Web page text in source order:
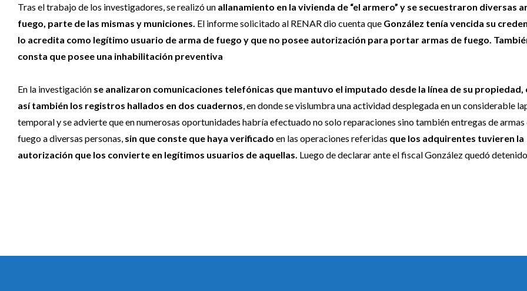
Tras el trabajo de los investigadores, se realizó un allanamiento en la vivienda de “el armero” y se secuestraron diversas
fuego, parte de las mismas y municiones. El informe solicitado al RENAR dio cuenta que González tenía vencida su
lo acredita como legítimo usuario de arma de fuego y que no posee autorización para portar armas de fuego.
consta que posee una inhabilitación preventiva
En la investigación se analizaron comunicaciones telefónicas que mantuvo el imputado desde la línea de su propiedad,
así también los registros hallados en dos cuadernos , en donde se vislumbra una actividad desplegada en un considerable
temporal y se advierte que en numerosas oportunidades habría efectuado no solo reparaciones sino también entregas de armas
fuego a diversas personas, sin que conste que haya verificado en las operaciones referidas que los adquirentes tuvieren la
autorización que los convierte en legítimos usuarios de aquellas. Luego de declarar ante el fiscal González quedó